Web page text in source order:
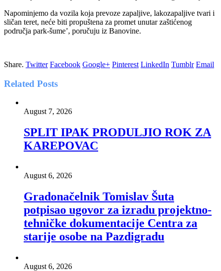
Napominjemo da vozila koja prevoze zapaljive, lakozapaljive tvari i
sličan teret, neće biti propuštena za promet unutar zaštićenog
područja park-šume’, poručuju iz Banovine.
Share. Twitter Facebook Google+ Pinterest LinkedIn Tumblr Email
Related Posts
August 7, 2026
SPLIT IPAK PRODULJIO ROK ZA
KAREPOVAC
August 6, 2026
Gradonačelnik Tomislav Šuta
potpisao ugovor za izradu projektno-
tehničke dokumentacije Centra za
starije osobe na Pazdigradu
August 6, 2026